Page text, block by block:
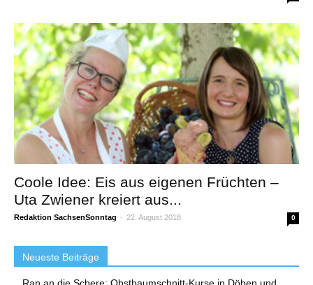
Coole Idee: Eis aus eigenen Früchten –
Uta Zwiener kreiert aus...
Redaktion SachsenSonntag - 22. August 2018 0
Neueste Beiträge